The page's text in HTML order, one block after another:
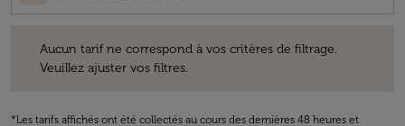
Aucun tarif ne correspond à vos critères de filtrage.
Veuillez ajuster vos filtres.
*Les tarifs affichés ont été collectés au cours des dernières 48 heures et